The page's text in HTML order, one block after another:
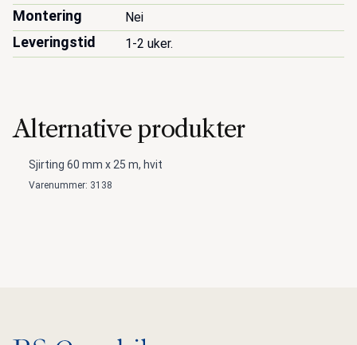
Montering Nei
Leveringstid 1-2 uker.
Alternative produkter
Sjirting 60 mm x 25 m, hvit
Varenummer: 3138